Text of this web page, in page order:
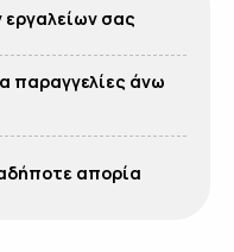
σας
παραγγελίες άνω
απορία